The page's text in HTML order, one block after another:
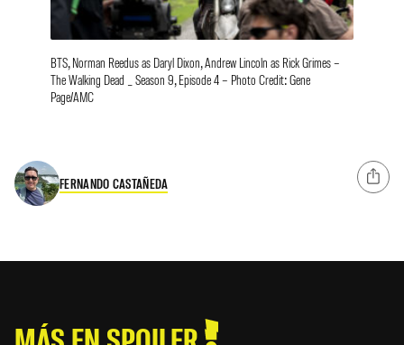
BTS, Norman Reedus as Daryl Dixon, Andrew Lincoln as Rick Grimes –
The Walking Dead _ Season 9, Episode 4 – Photo Credit: Gene
Page/AMC
FERNANDO CASTAÑEDA